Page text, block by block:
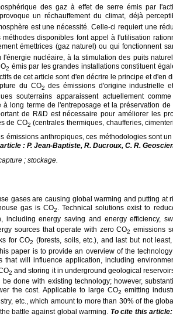
des gaz à effet de serre émis par
un réchauffement du climat, déjà
est une nécessité. Celle-ci requiert une
disponibles font appel à l'utilisation
émettrices (gaz naturel) ou qui fonctionnent
nucléaire, à la stimulation des puits
2 émis par les grandes installations constituent
de cet article sont d'en décrire le principe et d'en
du CO2 des émissions d'origine industrielle
souterrains apparaissent actuellement
long terme de l'entreposage et la préservation de
de R&D est nécessaire pour améliorer les
de CO2 (centrales thermiques, chaufferies,
émissions anthropiques, ces méthodologies sont
: P. Jean-Baptiste, R. Ducroux, C. R.
; stockage.
gases are causing global warming and putting at
gas is CO2. Technical solutions exist to
including energy saving and energy efficiency,
sources that operate with zero CO2 emissions
for CO2 (forests, soils, etc.), and last but not
paper is to provide an overview of the
that will influence application, including
2 and storing it in underground geological
done with existing technology; however,
the cost. Applicable to large CO2 emitting
etc., which amount to more than 30% of the
battle against global warming. To cite this